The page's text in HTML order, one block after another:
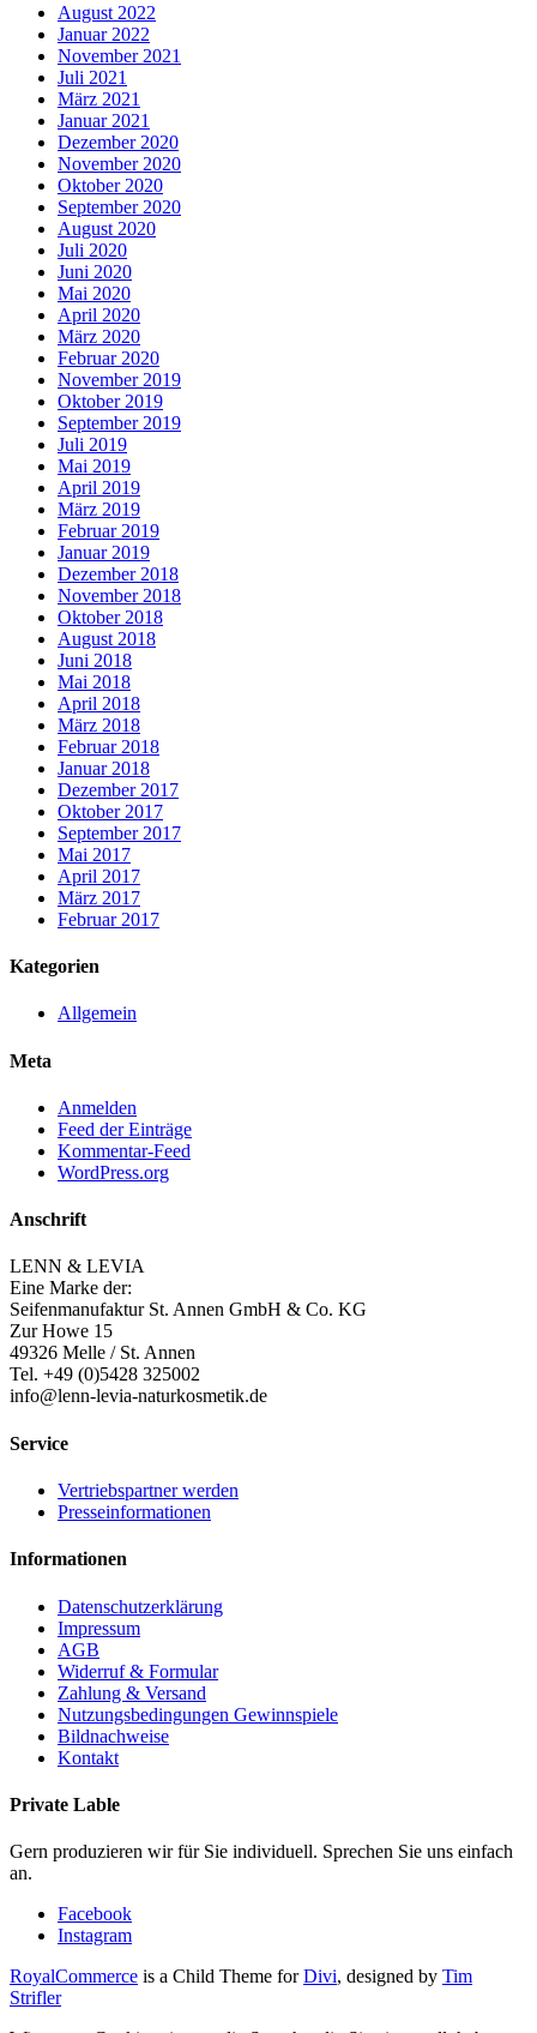
August 2022
Januar 2022
November 2021
Juli 2021
März 2021
Januar 2021
Dezember 2020
November 2020
Oktober 2020
September 2020
August 2020
Juli 2020
Juni 2020
Mai 2020
April 2020
März 2020
Februar 2020
November 2019
Oktober 2019
September 2019
Juli 2019
Mai 2019
April 2019
März 2019
Februar 2019
Januar 2019
Dezember 2018
November 2018
Oktober 2018
August 2018
Juni 2018
Mai 2018
April 2018
März 2018
Februar 2018
Januar 2018
Dezember 2017
Oktober 2017
September 2017
Mai 2017
April 2017
März 2017
Februar 2017
Kategorien
Allgemein
Meta
Anmelden
Feed der Einträge
Kommentar-Feed
WordPress.org
Anschrift
LENN & LEVIA
Eine Marke der:
Seifenmanufaktur St. Annen GmbH & Co. KG
Zur Howe 15
49326 Melle / St. Annen
Tel. +49 (0)5428 325002
info@lenn-levia-naturkosmetik.de
Service
Vertriebspartner werden
Presseinformationen
Informationen
Datenschutzerklärung
Impressum
AGB
Widerruf & Formular
Zahlung & Versand
Nutzungsbedingungen Gewinnspiele
Bildnachweise
Kontakt
Private Lable
Gern produzieren wir für Sie individuell. Sprechen Sie uns einfach
an.
Facebook
Instagram
RoyalCommerce is a Child Theme forDivi, designed by Tim
Strifler